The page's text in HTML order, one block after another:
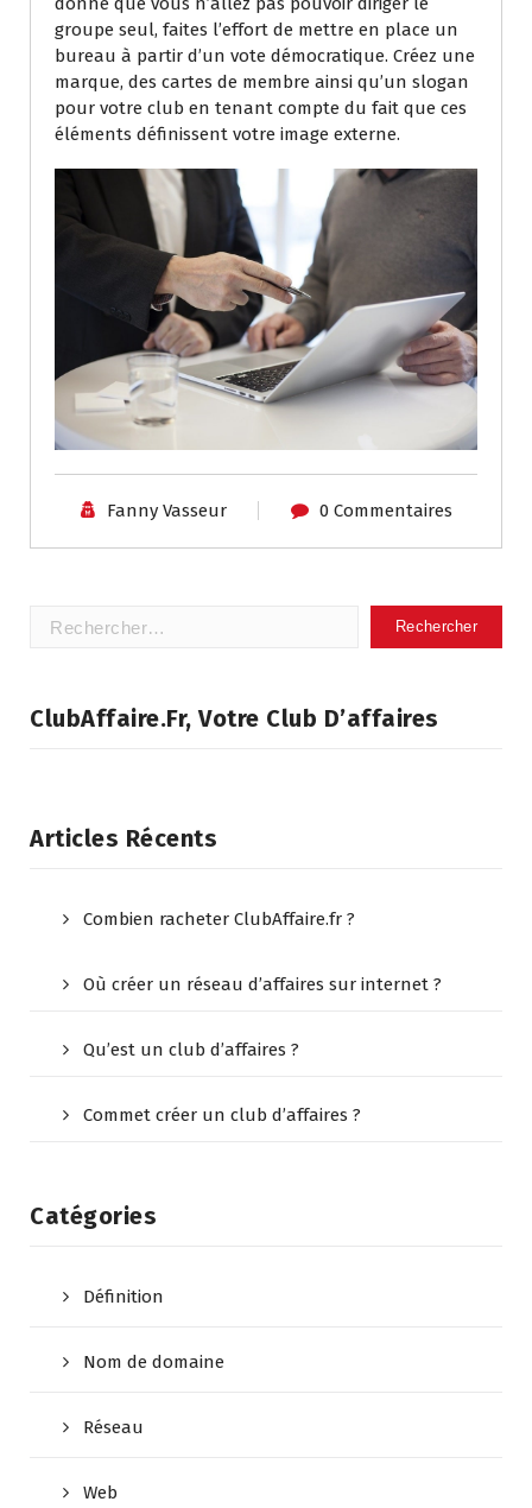
groupe seul, faites l’effort de mettre en place un
bureau à partir d’un vote démocratique. Créez une
marque, des cartes de membre ainsi qu’un slogan
pour votre club en tenant compte du fait que ces
éléments définissent votre image externe.
Fanny Vasseur 0 Commentaires
Rechercher :
ClubAffaire.fr, Votre Club D’affaires
Articles Récents
Combien racheter ClubAffaire.fr ?
Où créer un réseau d’affaires sur internet ?
Qu’est un club d’affaires ?
Commet créer un club d’affaires ?
Catégories
Définition
Nom de domaine
Réseau
Web